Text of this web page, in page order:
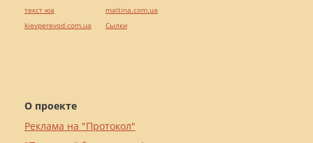
О проекте
Реклама на "Протокол"
текст юа
kievperevod.com.ua
maltina.com.ua
Cылки